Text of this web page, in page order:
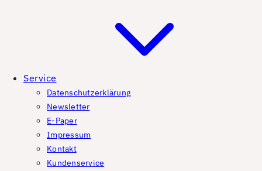
Service
Datenschutzerklärung
Newsletter
E-Paper
Impressum
Kontakt
Kundenservice